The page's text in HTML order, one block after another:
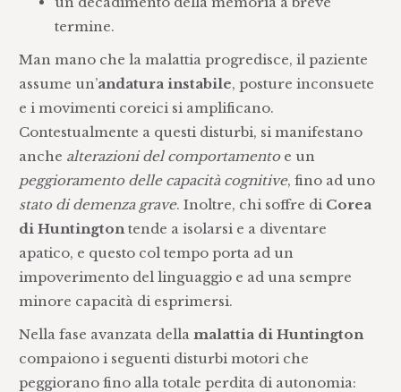
termine.
Man mano che la malattia progredisce, il paziente
assume un’andatura instabile, posture inconsuete
e i movimenti coreici si amplificano.
Contestualmente a questi disturbi, si manifestano
anche alterazioni del comportamentoe un
peggioramento delle capacità cognitive, fino ad uno
stato di demenza grave. Inoltre, chi soffre di Corea
di Huntingtontende a isolarsi e a diventare
apatico, e questo col tempo porta ad un
impoverimento del linguaggio e ad una sempre
minore capacità di esprimersi.
Nella fase avanzata dellamalattia di Huntington
compaiono i seguenti disturbi motori che
peggiorano fino alla totale perdita di autonomia: